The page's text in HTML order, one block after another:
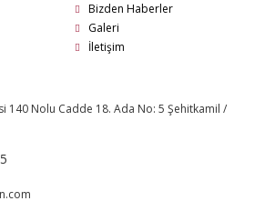
Bizden Haberler
Galeri
İletişim
140 Nolu Cadde 18. Ada No: 5 Şehitkamil /